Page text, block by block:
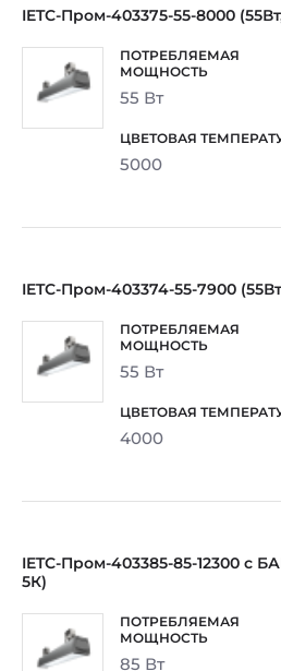
IETC-Пром-403375-55-8000
55 Вт
5000
IETC-Пром-403374-55-7900
55 Вт
4000
IETC-Пром-403385-85-12300 с
5К)
85 Вт